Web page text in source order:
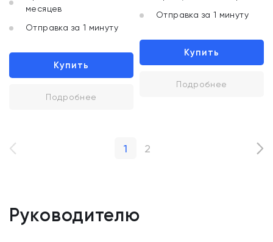
месяцев
Отправка за 1 минуту
Купить
Подробнее
Отправка за 1 минуту
Купить
Подробнее
1 2
Руководителю